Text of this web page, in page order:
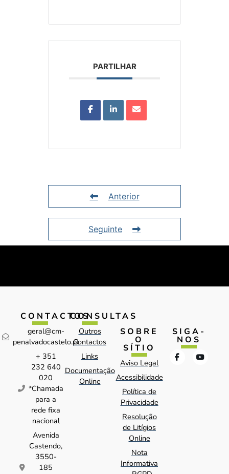
PARTILHAR
Anterior
Seguinte
CONTACTOS
geral@cm-
penalvadocastelo.pt
+ 351
232 640
020
*Chamada
para a
rede fixa
nacional
Avenida
Castendo,
3550-
185
CONSULTAS
Outros
Contactos
Links
Documentação
Online
SOBRE
O
SÍTIO
Aviso Legal
Acessibilidade
Política de
Privacidade
Resolução
de Litígios
Online
Nota
Informativa
SIGA-
NOS